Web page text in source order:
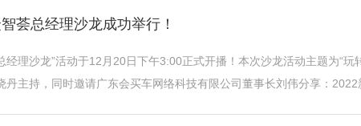
荟总经理沙龙成功举行！
理沙龙”活动于12月20日下午3:00正式开播！本次沙龙活动主题为“玩
主持，同时邀请广东会买车网络科技有限公司董事长刘伟分享：2022